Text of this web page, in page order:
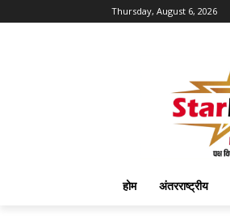
Thursday, August 6, 2026
होम अंतरराष्ट्रीय